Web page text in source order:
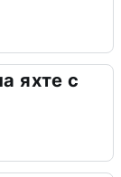
яхте с